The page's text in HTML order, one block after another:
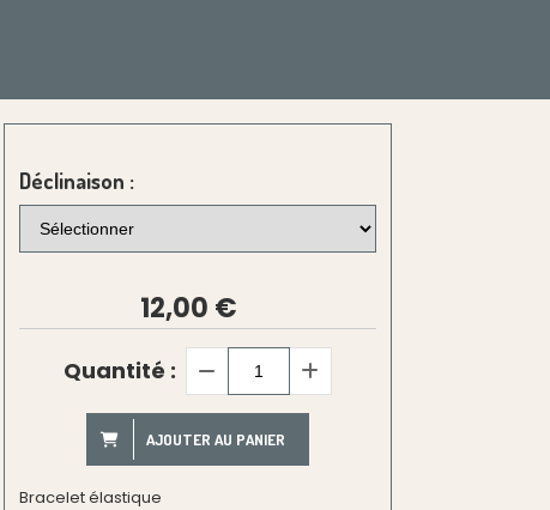
Déclinaison :
12,00 €
Quantité :
AJOUTER AU PANIER
Bracelet élastique